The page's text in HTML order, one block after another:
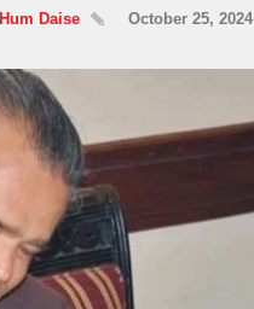
October 25, 2024
Hum Daise